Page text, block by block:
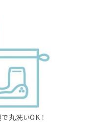
丸洗いOK！